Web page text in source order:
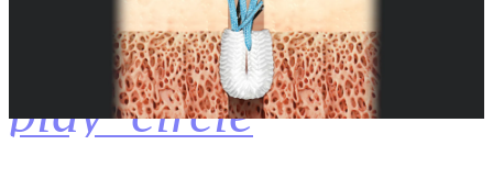
play_circle